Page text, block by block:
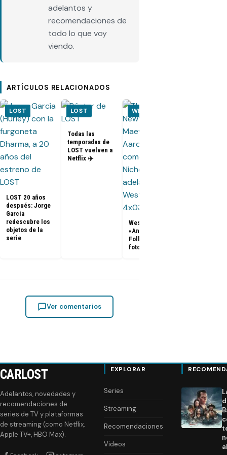
adelantos y
recomendaciones de
todo lo que voy
viendo.
ARTÍCULOS RELACIONADOS
LOST
LOST 20 años
después: Jorge
García
redescubre los
objetos de la
serie
LOST
Todas las
temporadas de
LOST vuelven a
Netflix ✈️
WESTWORLD
Westworld 4x03
«Annees
Folles»: Promo,
fotos y sinopsis
Ver comentarios
CARLOST
Adelantos, novedades y
recomendaciones de
series de TV y plataformas
de streaming (como Netflix,
Apple TV+, HBO Max).
EXPLORAR
Series
Streaming
Recomendaciones
Videos